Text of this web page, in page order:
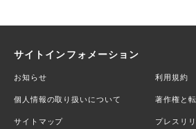
サイトインフォメーション
お知らせ 利用規約
個人情報の取り扱いについて 著作権と
サイトマップ プレスリ